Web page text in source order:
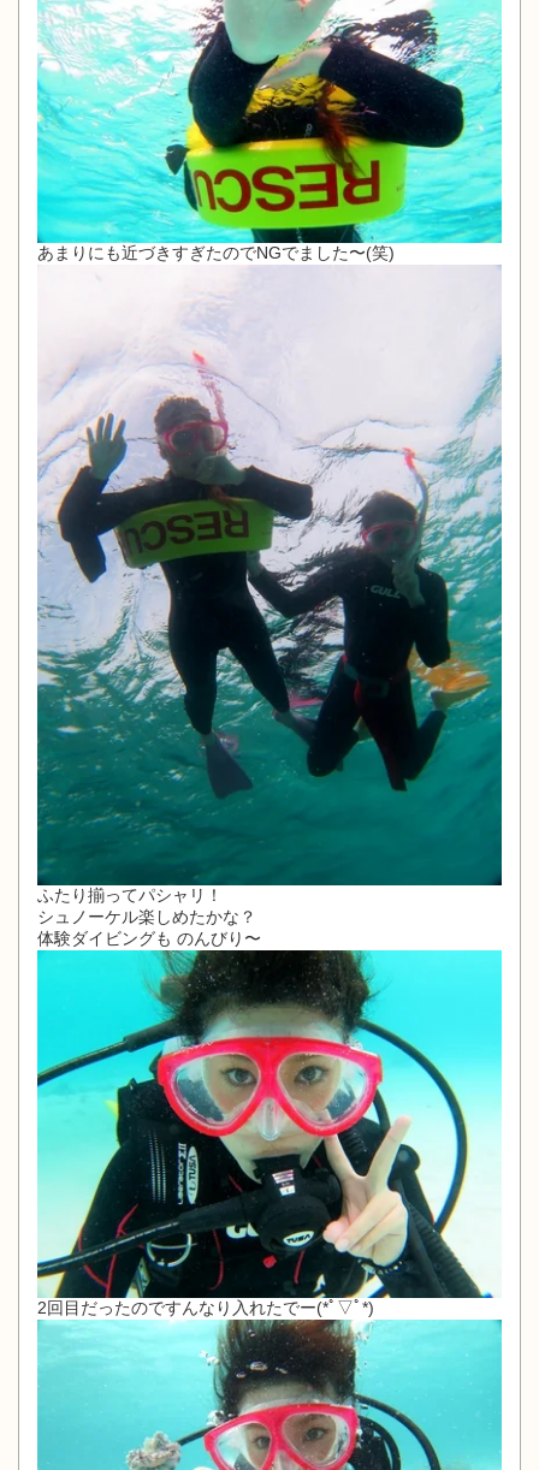
あまりにも近づきすぎたのでNGでました〜(笑)
ふたり揃ってパシャリ！
シュノーケル楽しめたかな？
体験ダイビングも のんびり〜
2回目だったのですんなり入れたでー(*ﾟ▽ﾟ*)